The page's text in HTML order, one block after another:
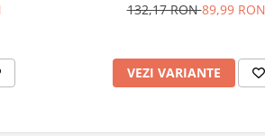
132,17 RON89,99 RON
VEZI VARIANTE